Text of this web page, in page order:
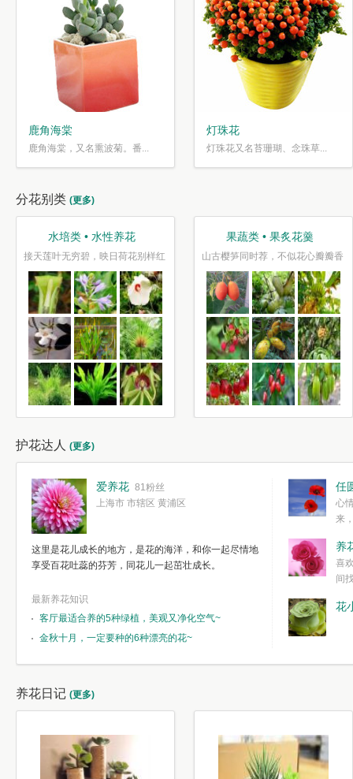
鹿角海棠
鹿角海棠，又名熏波菊。番...
灯珠花
灯珠花又名苔珊瑚、念珠草...
分花别类 (更多)
趣味类 • 奇花异草
水光潋滟花方好,山色空蒙枝亦奇
盆栽类 • 花好盆圆
千片赤英霞灿灿，百枝绛点
护花达人 (更多)
爱养花 81粉丝
上海市 市辖区 黄浦区
这里是花儿成长的地方，是花的海洋，和你一起尽情地
享受百花吐蕊的芬芳，同花儿一起茁壮成长。
最新养花知识
客厅最适合养的5种绿植，美观又净化空气~
金秋十月，一定要种的6种漂亮的花~
任
心
来
简单愉快的心
我们自己复杂
养
喜
间
花
养花日记 (更多)